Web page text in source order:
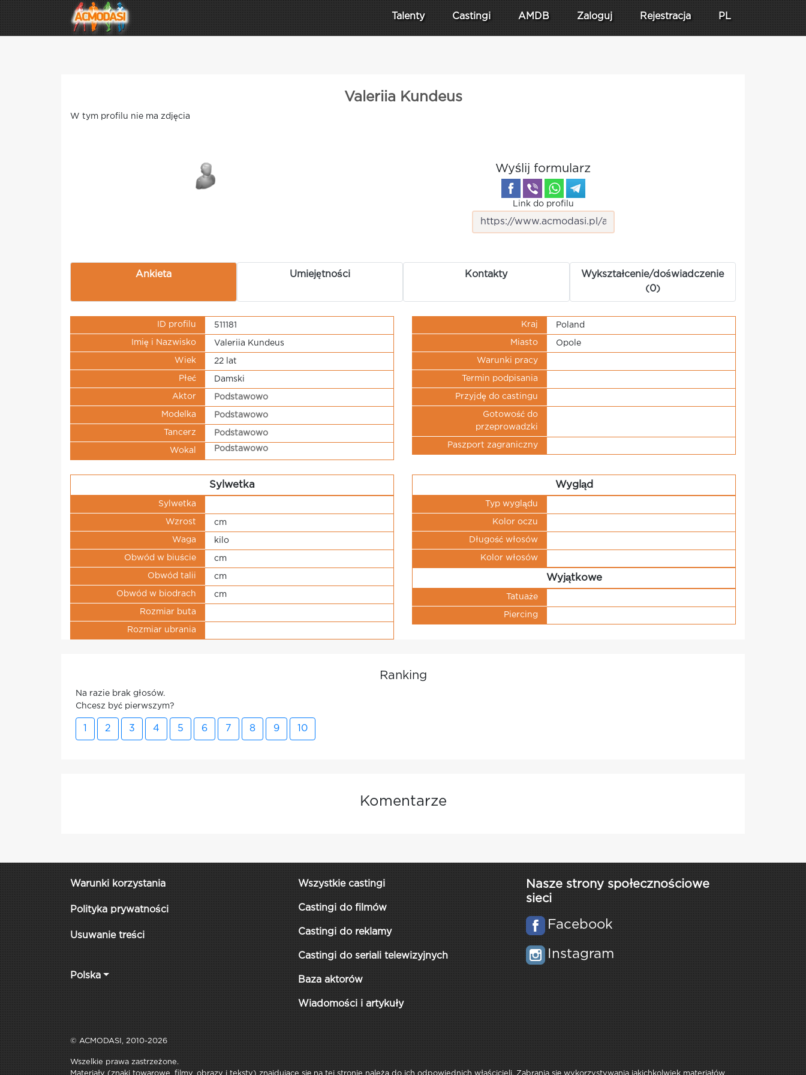
Talenty Castingi AMDB Zaloguj Rejestracja PL
Valeriia Kundeus
W tym profilu nie ma zdjęcia
Wyślij formularz
Link do profilu
Ankieta Umiejętności Kontakty
Wykształcenie/doświadczenie
(0)
ID profilu 511181
Imię i Nazwisko Valeriia Kundeus
Wiek 22 lat
Płeć Damski
Aktor Podstawowo
Modelka Podstawowo
Tancerz Podstawowo
Wokal Podstawowo
Kraj Poland
Miasto Opole
Warunki pracy
Termin podpisania
Przyjdę do castingu
Gotowość do
przeprowadzki
Paszport zagraniczny
Sylwetka
Sylwetka
Wzrost cm
Waga kilo
Obwód w biuście cm
Obwód talii cm
Obwód w biodrach cm
Rozmiar buta
Rozmiar ubrania
Wygląd
Typ wyglądu
Kolor oczu
Długość włosów
Kolor włosów
Wyjątkowe
Tatuaże
Piercing
Ranking
Na razie brak głosów.
Chcesz być pierwszym?
2 3 4 5 6 7 8 9 10
Komentarze
Warunki korzystania
Polityka prywatności
Usuwanie treści
Polska
Wszystkie castingi
Castingi do filmów
Castingi do reklamy
Castingi do seriali telewizyjnych
Baza aktorów
Wiadomości i artykuły
Nasze strony społecznościowe
sieci
Facebook
Instagram
© ACMODASI, 2010-2026
Wszelkie prawa zastrzeżone.
Materiały (znaki towarowe, filmy, obrazy i teksty) znajdujące się na tej stronie należą do ich odpowiednich właścicieli. Zabrania się wykorzystywania jakichkolwiek materiałów